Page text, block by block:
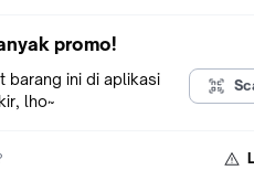
promo!
barang ini di aplikasi
lho~